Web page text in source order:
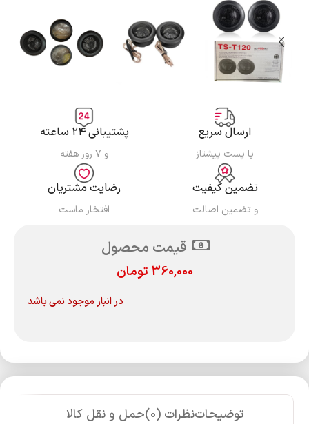
ارسال سریع
با پست پیشتاز
پشتیبانی ۲۴ ساعته
و ۷ روز هفته
تضمین کیفیت
و تضمین اصالت
رضایت مشتریان
افتخار ماست
قیمت محصول
360,000 تومان
در انبار موجود نمی باشد
توضیحاتنظرات (0) حمل و نقل کالا